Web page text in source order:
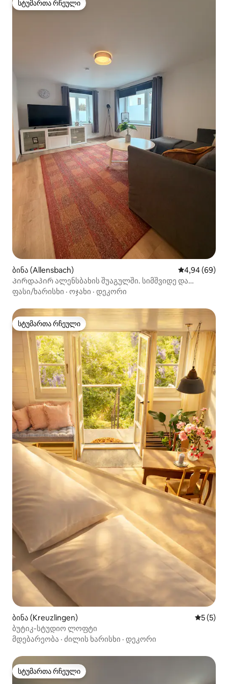
სტუმართა რჩეული
სტუმართა რჩეული
ბინა (Allensbach) საშუალო
4,94 (69)
Პირდაპირ ალენსბახის შუაგულში. სიმშვიდე და
დასვენება
ფასი/ხარისხი · ოჯახი · დეკორი
სტუმართა რჩეული
სტუმართა რჩეული
ბინა (Kreuzlingen)
5 (5)
ბუტიკ-სტუდიო ლოფტი
მდებარეობა · ძილის ხარისხი · დეკორი
სტუმართა რჩეული
სტუმართა რჩეული